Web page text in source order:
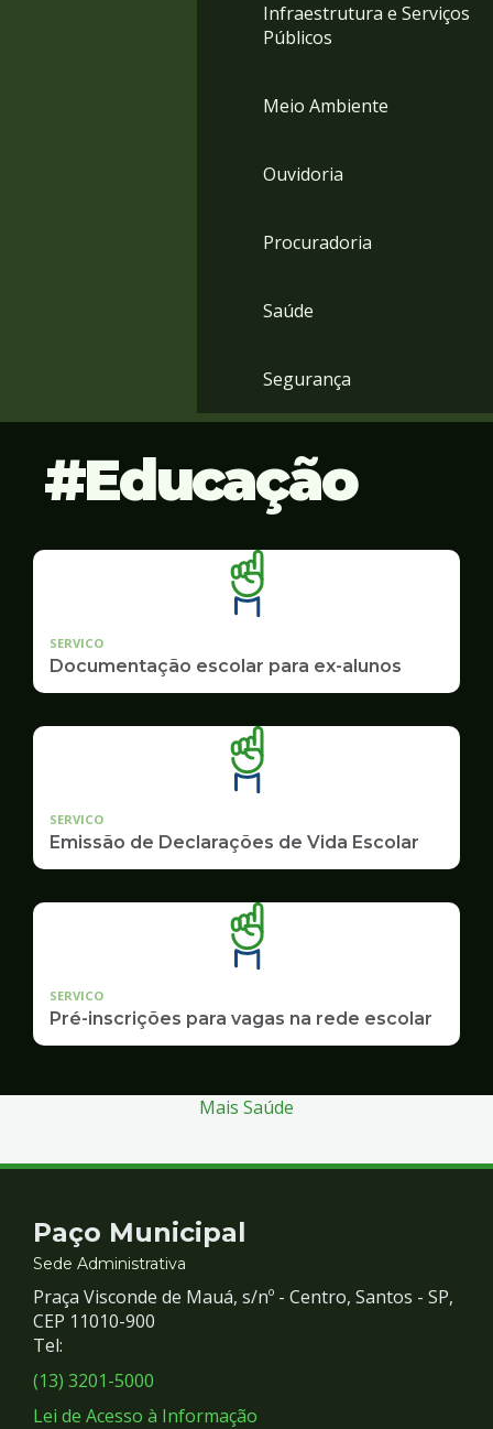
Infraestrutura e Serviços
Públicos
Meio Ambiente
Ouvidoria
Procuradoria
Saúde
Segurança
Educação
SERVICO
Documentação escolar para ex-alunos
SERVICO
Emissão de Declarações de Vida Escolar
SERVICO
Pré-inscrições para vagas na rede escolar
Mais Saúde
Contato
e
Redes
Sociais
Paço Municipal
Sede Administrativa
Praça Visconde de Mauá, s/nº - Centro, Santos - SP,
CEP 11010-900
Tel:
(13) 3201-5000
Lei de Acesso à Informação